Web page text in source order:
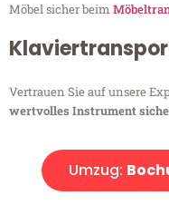
Möbel sicher beim
Vertrauen Sie auf unsere
wertvolles Instrument
Umzug: